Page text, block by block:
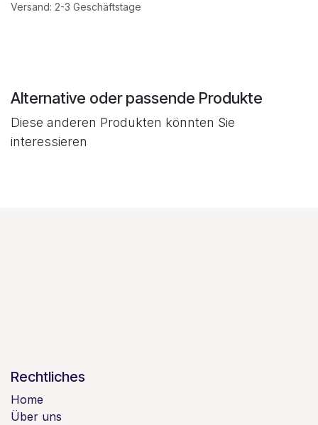
Versand: 2-3 Geschäftstage
Alternative oder passende Produkte
Diese anderen Produkten könnten Sie
interessieren
Rechtliches
Home
Über uns